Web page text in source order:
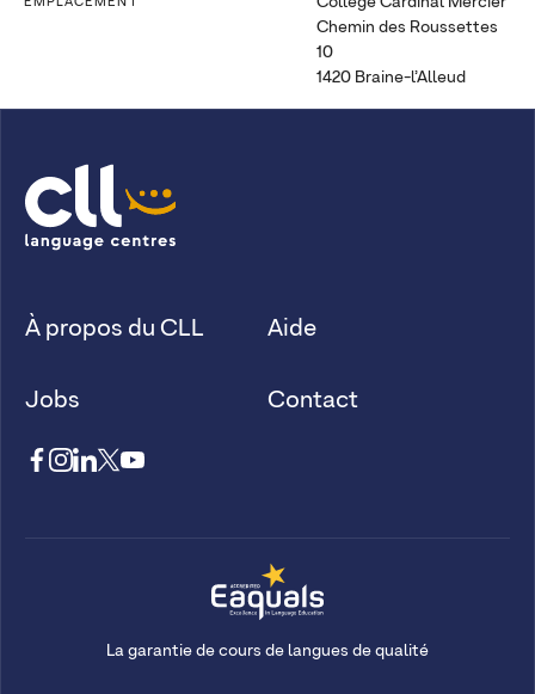
EMPLACEMENT
Chemin des Roussettes
10
1420 Braine-l’Alleud
À propos du CLL
Jobs
Aide
Contact
La garantie de cours de langues de qualité